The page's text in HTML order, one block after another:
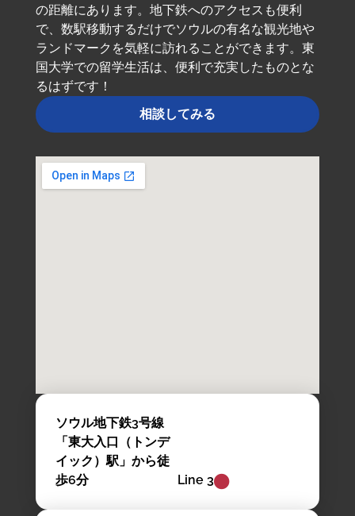
の距離にあります。地下鉄へのアクセスも便利
で、数駅移動するだけでソウルの有名な観光地や
ランドマークを気軽に訪れることができます。東
国大学での留学生活は、便利で充実したものとな
るはずです！
相談してみる
ソウル地下鉄3号線
「東大入口（トンデ
イック）駅」から徒
歩6分
Line 3